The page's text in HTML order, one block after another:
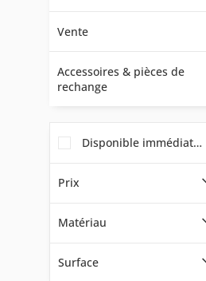
Vente
Accessoires & pièces de
rechange
Disponible immédiatement
Prix
Matériau
ABS et POM (plastique)
Surface